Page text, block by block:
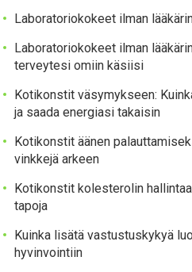
Laboratoriokokeet ilman
Laboratoriokokeet ilman
terveytesi omiin käsiisi
Kotikonstit väsymykseen:
ja saada energiasi takaisin
Kotikonstit äänen
vinkkejä arkeen
Kotikonstit kolesterolin
tapoja
Kuinka lisätä vastustuskykyä
hyvinvointiin